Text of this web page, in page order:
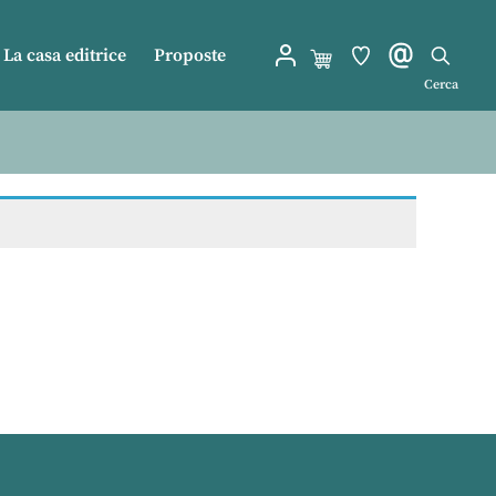
La casa editrice Proposte
Cerca